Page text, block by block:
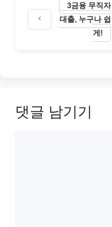
3금융 무직자
대출, 누구나 쉽
게!
댓글 남기기